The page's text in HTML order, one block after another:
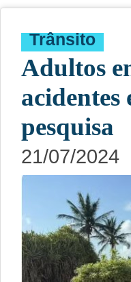
Trânsito
Adultos
pesquisa
21/07/2024